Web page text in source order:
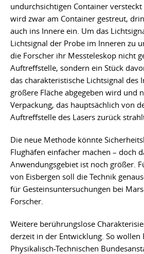
undurchsichtigen Container
wird zwar am Container gestreut,
auch ins Innere ein. Um das
Lichtsignal der Probe im Inneren zu
die Forscher ihr Messteleskop nicht
Auftreffstelle, sondern ein Stück
das charakteristische Lichtsignal des
größere Fläche abgegeben wird und
Verpackung, das hauptsächlich von
Auftreffstelle des Lasers zurück
Die neue Methode könnte
Flughäfen einfacher machen – doch
Anwendungsgebiet ist noch größer.
von Eisbergen soll die Technik
für Gesteinsuntersuchungen bei
Forscher.
Weitere berührungslose
derzeit in der Entwicklung. So wollen
Physikalisch-Technischen